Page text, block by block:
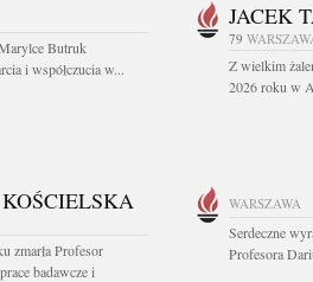
Butruk
i współczucia w...
JACEK
79
Z wielkim
2026 roku w
zmarła Profesor
badawcze i
WARSZAWA
Serdeczne
Profesora